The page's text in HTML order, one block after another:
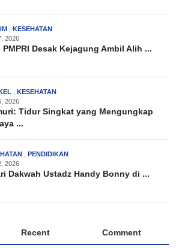
KESEHATAN
2026
PMPRI Desak Kejagung Ambil Alih ...
KESEHATAN
2026
Tidur Singkat yang Mengungkap
...
PENDIDIKAN
2026
Dakwah Ustadz Handy Bonny di ...
Recent Comment